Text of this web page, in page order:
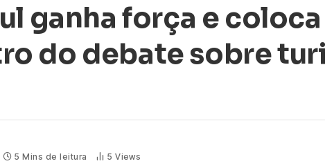
ganha força e
do debate sobre
5 Mins de leitura 5Views